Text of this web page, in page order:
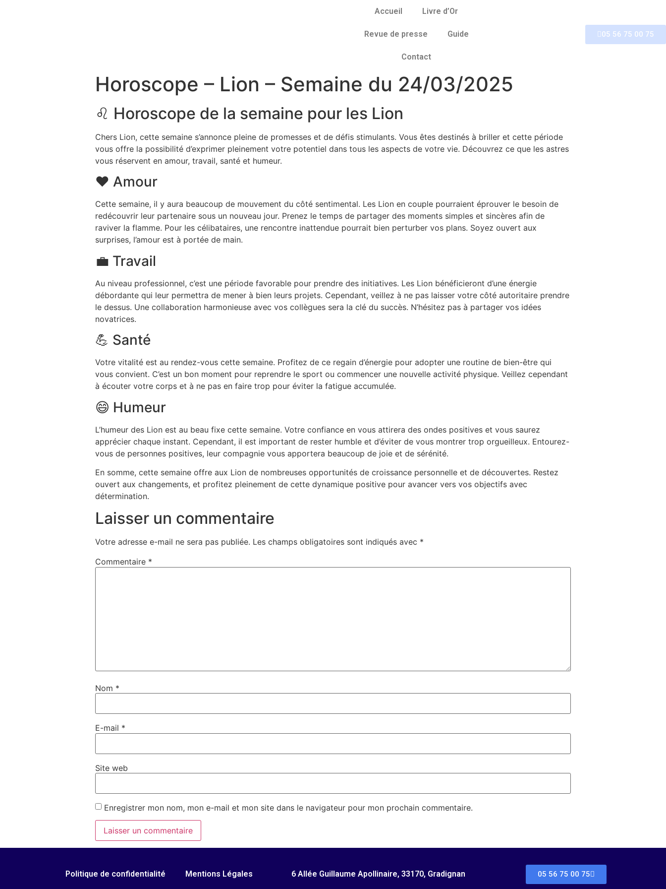
Accueil Livre d’Or
Revue de presse Guide
Contact
05 56 75 00 75
Horoscope – Lion – Semaine du 24/03/2025
♌ Horoscope de la semaine pour les Lion
Chers Lion, cette semaine s’annonce pleine de promesses et de défis stimulants. Vous êtes destinés à briller et cette période
vous offre la possibilité d’exprimer pleinement votre potentiel dans tous les aspects de votre vie. Découvrez ce que les astres
vous réservent en amour, travail, santé et humeur.
❤️ Amour
Cette semaine, il y aura beaucoup de mouvement du côté sentimental. Les Lion en couple pourraient éprouver le besoin de
redécouvrir leur partenaire sous un nouveau jour. Prenez le temps de partager des moments simples et sincères afin de
raviver la flamme. Pour les célibataires, une rencontre inattendue pourrait bien perturber vos plans. Soyez ouvert aux
surprises, l’amour est à portée de main.
💼 Travail
Au niveau professionnel, c’est une période favorable pour prendre des initiatives. Les Lion bénéficieront d’une énergie
débordante qui leur permettra de mener à bien leurs projets. Cependant, veillez à ne pas laisser votre côté autoritaire prendre
le dessus. Une collaboration harmonieuse avec vos collègues sera la clé du succès. N’hésitez pas à partager vos idées
novatrices.
💪 Santé
Votre vitalité est au rendez-vous cette semaine. Profitez de ce regain d’énergie pour adopter une routine de bien-être qui
vous convient. C’est un bon moment pour reprendre le sport ou commencer une nouvelle activité physique. Veillez cependant
à écouter votre corps et à ne pas en faire trop pour éviter la fatigue accumulée.
😄 Humeur
L’humeur des Lion est au beau fixe cette semaine. Votre confiance en vous attirera des ondes positives et vous saurez
apprécier chaque instant. Cependant, il est important de rester humble et d’éviter de vous montrer trop orgueilleux. Entourez-
vous de personnes positives, leur compagnie vous apportera beaucoup de joie et de sérénité.
En somme, cette semaine offre aux Lion de nombreuses opportunités de croissance personnelle et de découvertes. Restez
ouvert aux changements, et profitez pleinement de cette dynamique positive pour avancer vers vos objectifs avec
détermination.
Laisser un commentaire
Votre adresse e-mail ne sera pas publiée. Les champs obligatoires sont indiqués avec *
Commentaire *
Nom *
E-mail *
Site web
Enregistrer mon nom, mon e-mail et mon site dans le navigateur pour mon prochain commentaire.
Politique de confidentialité Mentions Légales 6 Allée Guillaume Apollinaire, 33170, Gradignan 05 56 75 00 75